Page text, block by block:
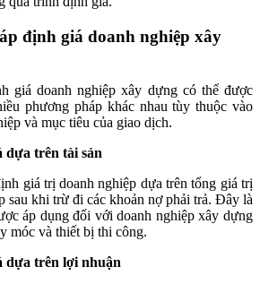
định giá doanh nghiệp xây
giá doanh nghiệp xây dựng có thể được
phương pháp khác nhau tùy thuộc vào
và mục tiêu của giao dịch.
dựa trên tài sản
giá trị doanh nghiệp dựa trên tổng giá trị
sau khi trừ đi các khoản nợ phải trả. Đây là
áp dụng đối với doanh nghiệp xây dựng
móc và thiết bị thi công.
dựa trên lợi nhuận